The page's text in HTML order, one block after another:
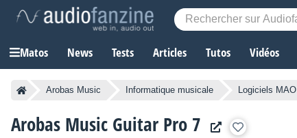
Matos News Tests Articles Tutos Vidéos
Arobas Music Informatique musicale Logiciels MAO
Arobas Music Guitar Pro 7